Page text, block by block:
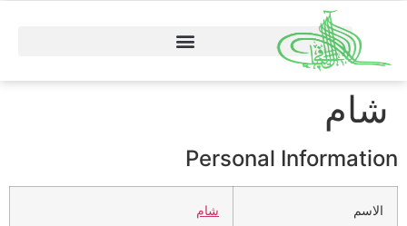
شام
Personal Information
الاسم شام